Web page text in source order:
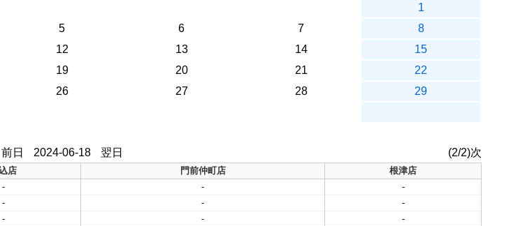
1
5 6 7
8
12 13 14
15
19 20 21
22
26 27 28
29
前日 2024-06-18 翌日 (2/2)次
店 門前仲町店
根津店
- -
-
- -
-
- -
-